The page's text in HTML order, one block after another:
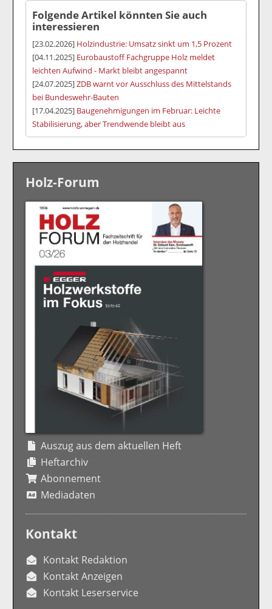
Folgende Artikel könnten Sie auch
interessieren
[23.02.2026] Holzindustrie: Umsatz sinkt um 1,5 Prozent
[04.11.2025] Eurobaustoff Fachgruppe Holz meldet
leichten Aufwind - Markt bleibt angespannt
[24.07.2025]ZDB warnt vor Ausschluss des Mittelstands
bei Bundeswehr-Bauten
[17.04.2025] Baugenehmigungen im Februar: Leichte
Stabilisierung, aber Trendwende bleibt aus
Holz-Forum
Auszug aus dem aktuellen Heft
Heftarchiv
Abonnement
Mediadaten
Kontakt
Kontakt Redaktion
Kontakt Anzeigen
Kontakt Leserservice